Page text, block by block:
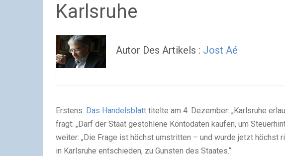
Karlsruhe
Autor Des Artikels : Jost Aé
Erstens. Das Handelsblatt titelte am 4. Dezember: „Karlsruhe
fragt: „Darf der Staat gestohlene Kontodaten kaufen, um
weiter: „Die Frage ist höchst umstritten – und wurde jetzt höchst
in Karlsruhe entschieden, zu Gunsten des Staates.“